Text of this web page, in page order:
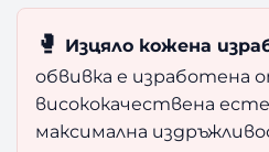
🥊 Изцяло кожена
обвивка е изработена
висококачествена
максимална